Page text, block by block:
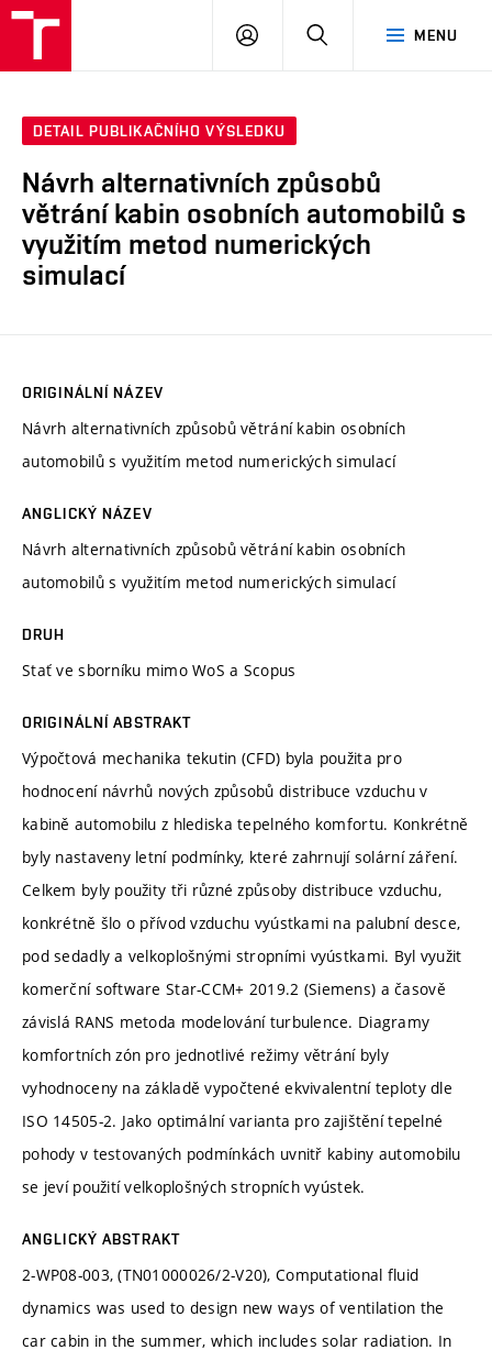
MENU
PŘIHLÁSIT
DETAIL PUBLIKAČNÍHO VÝSLEDKU
Návrh alternativních způsobů
větrání kabin osobních automobilů s
využitím metod numerických
simulací
ORIGINÁLNÍ NÁZEV
Návrh alternativních způsobů větrání kabin osobních
automobilů s využitím metod numerických simulací
ANGLICKÝ NÁZEV
Návrh alternativních způsobů větrání kabin osobních
automobilů s využitím metod numerických simulací
DRUH
Stať ve sborníku mimo WoS a Scopus
ORIGINÁLNÍ ABSTRAKT
Výpočtová mechanika tekutin (CFD) byla použita pro
hodnocení návrhů nových způsobů distribuce vzduchu v
kabině automobilu z hlediska tepelného komfortu. Konkrétně
byly nastaveny letní podmínky, které zahrnují solární záření.
Celkem byly použity tři různé způsoby distribuce vzduchu,
konkrétně šlo o přívod vzduchu vyústkami na palubní desce,
pod sedadly a velkoplošnými stropními vyústkami. Byl využit
komerční software Star-CCM+ 2019.2 (Siemens) a časově
závislá RANS metoda modelování turbulence. Diagramy
komfortních zón pro jednotlivé režimy větrání byly
vyhodnoceny na základě vypočtené ekvivalentní teploty dle
ISO 14505-2. Jako optimální varianta pro zajištění tepelné
pohody v testovaných podmínkách uvnitř kabiny automobilu
se jeví použití velkoplošných stropních vyústek.
ANGLICKÝ ABSTRAKT
2-WP08-003, (TN01000026/2-V20), Computational fluid
dynamics was used to design new ways of ventilation the
car cabin in the summer, which includes solar radiation. In